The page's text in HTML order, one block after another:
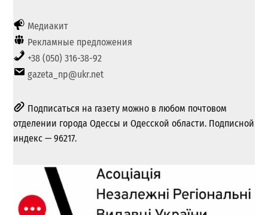
Медиакит
Рекламные предложения
+38 (050) 316-38-92
gazeta_np@ukr.net
Подписаться на газету можно в любом почтовом
отделении города Одессы и Одесской области. Подписной
индекс — 96217.